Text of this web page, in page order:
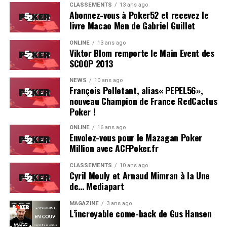
naturellement possible.
Avec le temps, la littérature poker, elle, a quasiment
disparu. Fut une époque où chaque grand champion
offraitsonpropre livre au joueur qui lebustait des
WSOP. Alors que les grandes théories du jeu avaient été
Brunson en tête—, et que chaque joueur sponsorisé
rêvait d’avoir son nom en couverture d’une biographie
ou d’un livre de stratégie (Isabelle Mercier, Patrick
Bruel, les collections de François Montmirel —pour les
francophones), la mode est passée. « Un livre, mais pour
quoi faire ?» répondait un grinder américain à une
où il sortirait
méthode. Désormais, le passage de
témoin se fait par les tutos vidéos, les streaming
surtwitchet, de plus en plus rarement, sur des blogs
éditorialisés pour l’occasion.
CLASSEMENTS 13 ans ago
Abonnez-vous à Poker52 et recevez le
livre Macao Men de Gabriel Guillet
ONLINE 13 ans ago
Viktor Blom remporte le Main Event des
SCOOP 2013
NEWS 10 ans ago
François Pelletant, alias« PEPEL56»,
nouveau Champion de France RedCactus
Poker !
ONLINE 16 ans ago
Envolez-vous pour le Mazagan Poker
Million avec ACFPoker.fr
CLASSEMENTS 10 ans ago
Cyril Mouly et Arnaud Mimran à la Une
de… Mediapart
MAGAZINE 3 ans ago
L’incroyable come-back de Gus Hansen